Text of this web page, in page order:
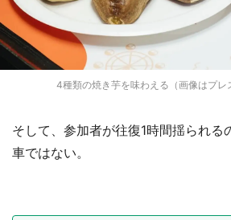
4種類の焼き芋を味わえる（画像はプレ
そして、参加者が往復1時間揺られる
車ではない。